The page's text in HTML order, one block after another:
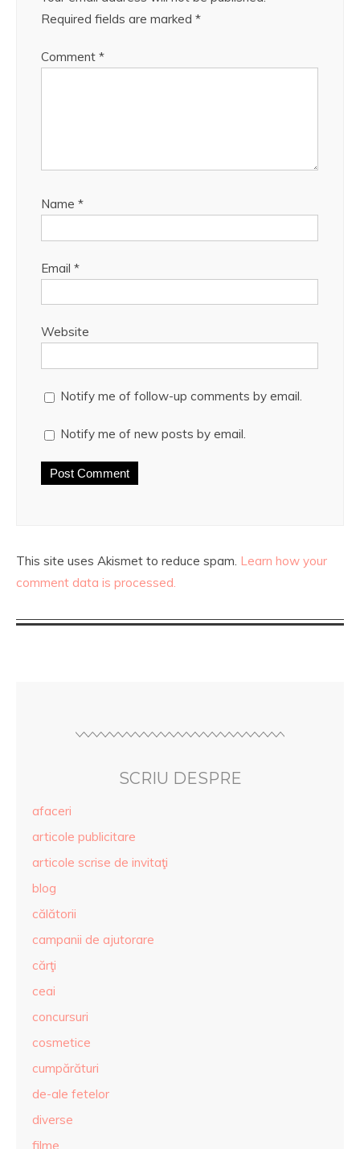
Required fields are marked *
Comment *
Name *
Email *
Website
Notify me of follow-up comments by email.
Notify me of new posts by email.
This site uses Akismet to reduce spam. Learn how your
comment data is processed.
SCRIU DESPRE
afaceri
articole publicitare
articole scrise de invitaţi
blog
călătorii
campanii de ajutorare
cărţi
ceai
concursuri
cosmetice
cumpărături
de-ale fetelor
diverse
filme